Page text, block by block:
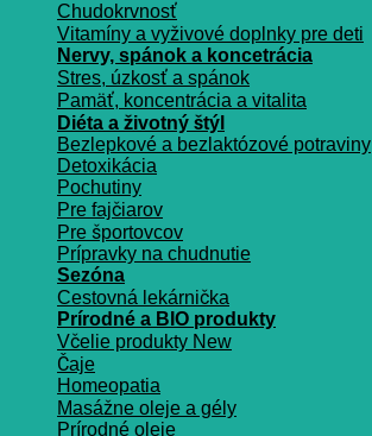
Chudokrvnosť
Vitamíny a vyživové doplnky pre deti
Nervy, spánok a koncetrácia
Stres, úzkosť a spánok
Pamäť, koncentrácia a vitalita
Diéta a životný štýl
Bezlepkové a bezlaktózové potraviny
Detoxikácia
Pochutiny
Pre fajčiarov
Pre športovcov
Prípravky na chudnutie
Sezóna
Cestovná lekárnička
Prírodné a BIO produkty
Včelie produkty
Čaje
Homeopatia
Masážne oleje a gély
Prírodné oleje